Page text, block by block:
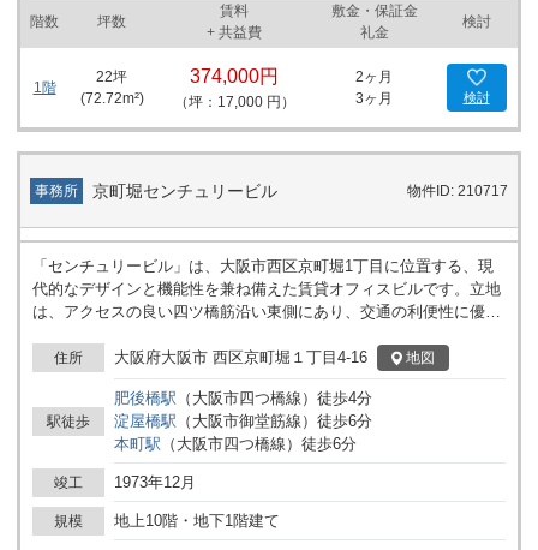
階数 坪数
賃料
+ 共益費
敷金・保証金
礼金
検討
1階
22坪
(72.72m²)
374,000円
（坪：17,000 円）
2ヶ月
3ヶ月
検討
事務所 京町堀センチュリービル 物件ID: 210717
「センチュリービル」は、大阪市西区京町堀1丁目に位置する、現
代的なデザインと機能性を兼ね備えた賃貸オフィスビルです。立地
は、アクセスの良い四ツ橋筋沿い東側にあり、交通の利便性に優れ
企業サイズに対応可能な柔軟性を持っております。また、耐震補強
工事を行い、エントランスやエレベーター等の公共部分も最新の仕
様にリニューアルされています。これらの特徴から、センチュリー
ビルは肥後橋エリアの代表的なランドマーク物件として、多くの企
業から高い評価を受けています。 センチュリービルの内部設備は、
快適なオフィス環境を実現するために細部までこだわり抜かれてい
ます。セキュリティシステムは最先端のものを採用し、24時間体制
でのセキュリティサービスが整っており、入居者の安心と安全を確
保しています。また、高速インターネット環境も完備されており、
住所 大阪府大阪市 西区京町堀１丁目4-16 地図
駅徒歩
肥後橋駅 （ 大阪市四つ橋線 ） 徒歩4分
淀屋橋駅 （ 大阪市御堂筋線 ） 徒歩6分
本町駅 （ 大阪市四つ橋線 ） 徒歩6分
竣工 1973年12月
規模 地上10階・地下1階建て